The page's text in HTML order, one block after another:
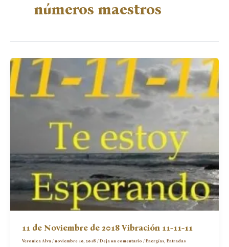
números maestros
11 de Noviembre de 2018 Vibración 11-11-11
Veronica Alva/noviembre 10, 2018/Deja un comentario /Energías ,Entradas